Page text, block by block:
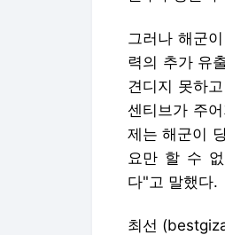
그러나 해군
력의 추가 유
견디지 못하
센티브가 주
제는 해군이
요만 할 수
다"고 말했다.
최선